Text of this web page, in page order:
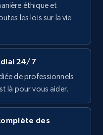
using
id, Title, Rating,
count item, Initial
Essai gratuit
éthique et
les lois sur la vie
24/7
de professionnels
là pour vous aider.
des